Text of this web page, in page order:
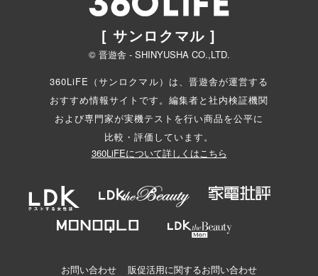
[ サンロクマル ]
© 晋遊舎 - SHINYUSHA CO.,LTD.
360LiFE（サンロクマル）は、晋遊舎が運営する
おすすめ情報サイトです。編集者と社内検証機関
および専門家が実機テストを行い商品を公平に
比較・評価しています。
360LiFEについて詳しくはこちら
お問い合わせ 販促活用に関するお問い合わせ